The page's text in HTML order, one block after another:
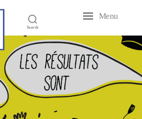
Search
Menu